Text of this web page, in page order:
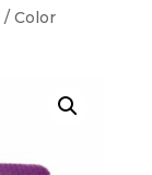
/ Color